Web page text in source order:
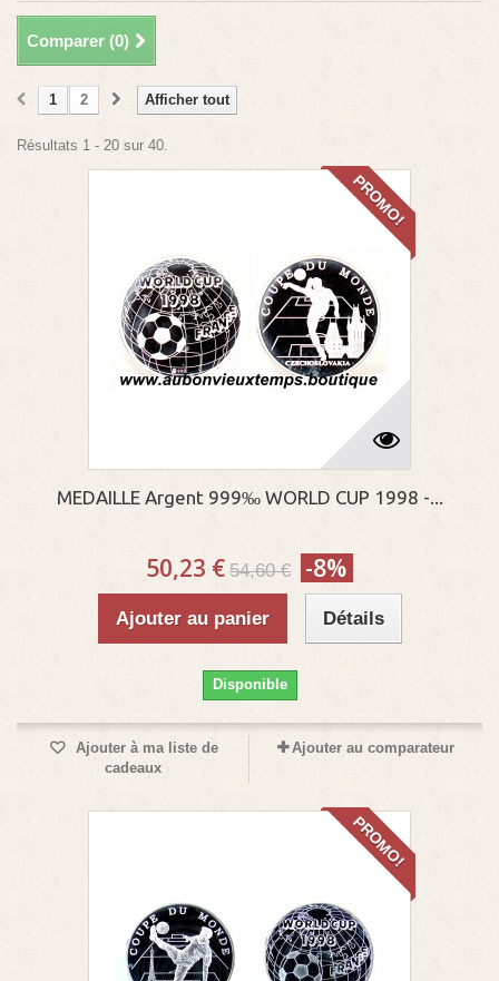
Comparer (0)
Afficher tout
1 2
Résultats 1 - 20 sur 40.
PROMO!
MEDAILLE Argent 999‰ WORLD CUP 1998 -...
50,23 € 54,60 € -8%
Ajouter au panier Détails
Disponible
Ajouter à ma liste de
cadeaux
Ajouter au comparateur
PROMO!